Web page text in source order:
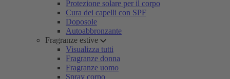
Protezione solare per il corpo
Cura dei capelli con SPF
Doposole
Autoabbronzante
Fragranze estive
Visualizza tutti
Fragranze donna
Fragranze uomo
Spray corpo